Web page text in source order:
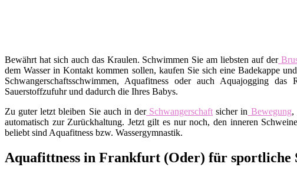
Bewährt hat sich auch das Kraulen. Schwimmen Sie am liebsten auf der
dem Wasser in Kontakt kommen sollen, kaufen Sie sich eine Badekappe
Schwangerschaftsschwimmen, Aquafitness oder auch Aquajogging
Sauerstoffzufuhr und dadurch die Ihres Babys.
Zu guter letzt bleiben Sie auch in derSchwangerschaft sicher in Bewegung,
automatisch zur Zurückhaltung. Jetzt gilt es nur noch, den inneren
beliebt sind Aquafitness bzw. Wassergymnastik.
Aquafittness in Frankfurt (Oder) für sportliche